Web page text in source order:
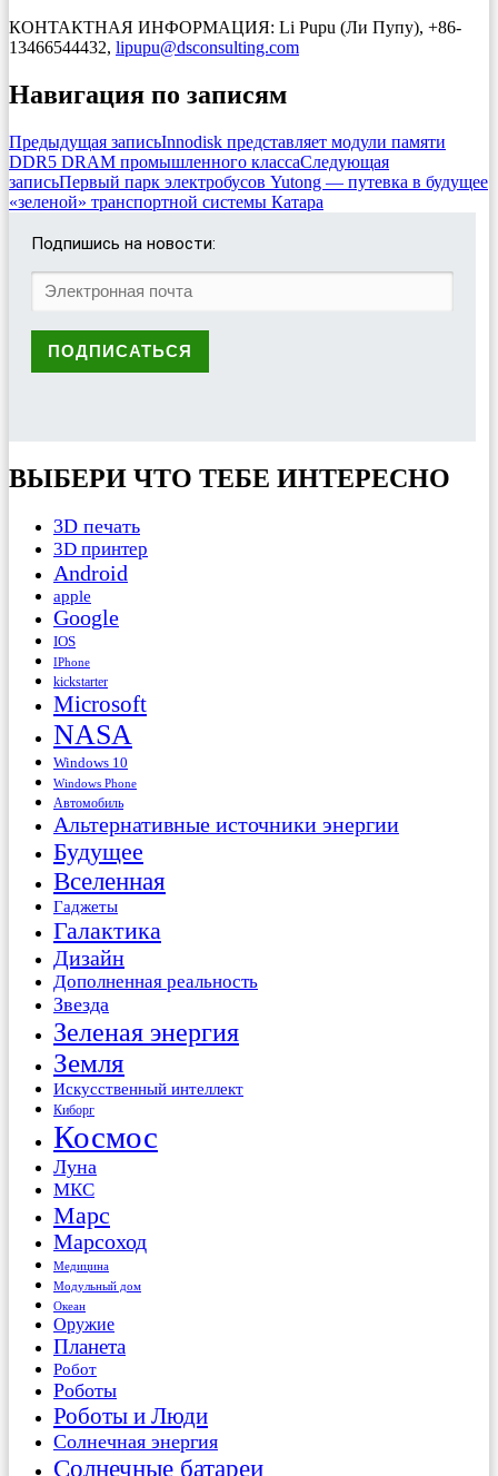
КОНТАКТНАЯ ИНФОРМАЦИЯ: Li Pupu (Ли Пупу), +86-
13466544432, lipupu@dsconsulting.com
Навигация по записям
Предыдущая записьInnodisk представляет модули памяти
DDR5 DRAM промышленного классаСледующая
записьПервый парк электробусов Yutong — путевка в будущее
«зеленой» транспортной системы Катара
Подпишись на новости:
ВЫБЕРИ ЧТО ТЕБЕ ИНТЕРЕСНО
3D печать
3D принтер
Android
apple
Google
IOS
IPhone
kickstarter
Microsoft
NASA
Windows 10
Windows Phone
Автомобиль
Альтернативные источники энергии
Будущее
Вселенная
Гаджеты
Галактика
Дизайн
Дополненная реальность
Звезда
Зеленая энергия
Земля
Искусственный интеллект
Киборг
Космос
Луна
МКС
Марс
Марсоход
Медицина
Модульный дом
Океан
Оружие
Планета
Робот
Роботы
Роботы и Люди
Солнечная энергия
Солнечные батареи